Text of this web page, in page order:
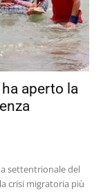
aperto la
settentrionale del
crisi migratoria più